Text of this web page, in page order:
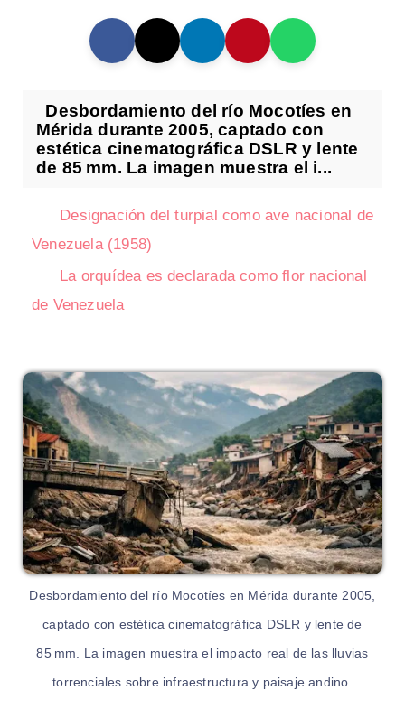
Desbordamiento del río Mocotíes en
Mérida durante 2005, captado con
estética cinematográfica DSLR y lente
de 85 mm. La imagen muestra el i...
Designación del turpial como ave nacional de
Venezuela (1958)
La orquídea es declarada como flor nacional
de Venezuela
Desbordamiento del río Mocotíes en Mérida durante 2005,
captado con estética cinematográfica DSLR y lente de
85 mm. La imagen muestra el impacto real de las lluvias
torrenciales sobre infraestructura y paisaje andino.